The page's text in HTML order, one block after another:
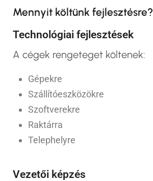
Mennyit költünk fejlesztésre?
Technológiai fejlesztések
A cégek rengeteget költenek:
Gépekre
Szállítóeszközökre
Szoftverekre
Raktárra
Telephelyre
Vezetői képzés